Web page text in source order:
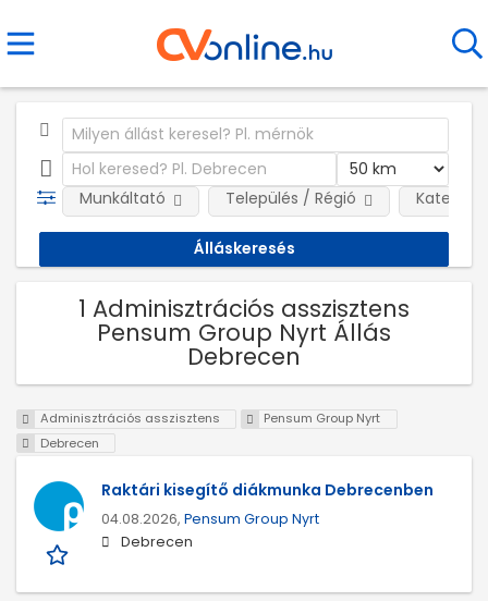
Munkáltató Település / Régió
1 Adminisztrációs asszisztens
Pensum Group Nyrt Állás
Debrecen
Adminisztrációs asszisztens
Pensum Group Nyrt
Debrecen
Raktári kisegítő diákmunka Debrecenben
04.08.2026, Pensum Group Nyrt
Debrecen